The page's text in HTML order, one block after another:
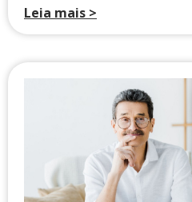
Leia mais >